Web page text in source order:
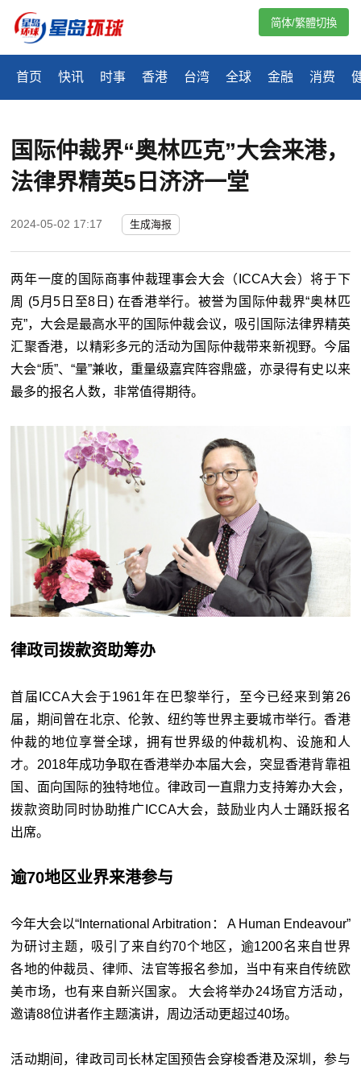
首页 快讯 时事 香港 台湾 全球 金融 消费
简体/繁體切換
国际仲裁界“奥林匹克”大会来港，
法律界精英5日济济一堂
2024-05-02 17:17 生成海报
两年一度的国际商事仲裁理事会大会（ICCA大会）将于下
周 (5月5日至8日) 在香港举行。被誉为国际仲裁界“奥林匹
克”，大会是最高水平的国际仲裁会议，吸引国际法律界精英
汇聚香港，以精彩多元的活动为国际仲裁带来新视野。今届
大会“质”、“量”兼收，重量级嘉宾阵容鼎盛，亦录得有史以来
最多的报名人数，非常值得期待。
律政司拨款资助筹办
首届ICCA大会于1961年在巴黎举行，至今已经来到第26
届，期间曾在北京、伦敦、纽约等世界主要城市举行。香港
仲裁的地位享誉全球，拥有世界级的仲裁机构、设施和人
才。2018年成功争取在香港举办本届大会，突显香港背靠祖
国、面向国际的独特地位。律政司一直鼎力支持筹办大会，
拨款资助同时协助推广ICCA大会，鼓励业内人士踊跃报名
出席。
逾70地区业界来港参与
今年大会以“International Arbitration： A Human Endeavour”
为研讨主题，吸引了来自约70个地区，逾1200名来自世界
各地的仲裁员、律师、法官等报名参加，当中有来自传统欧
美市场，也有来自新兴国家。 大会将举办24场官方活动，
邀请88位讲者作主题演讲，周边活动更超过40场。
活动期间，律政司司长林定国预告会穿梭香港及深圳，参与